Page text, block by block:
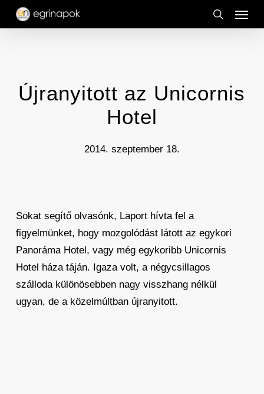
Skip
search
Menu
Újranyitott az Unicornis
Hotel
2014. szeptember 18.
Sokat segítő olvasónk, Laport hívta fel a
figyelmünket, hogy mozgolódást látott az egykori
Panoráma Hotel, vagy még egykoribb Unicornis
Hotel háza táján. Igaza volt, a négycsillagos
szálloda különösebben nagy visszhang nélkül
ugyan, de a közelmúltban újranyitott.